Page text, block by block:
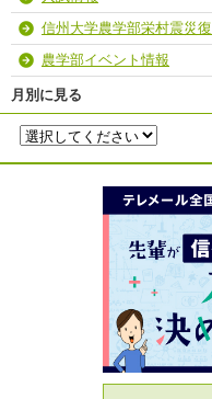
信州大学農学部栄村震災
農学部イベント情報
月別に見る